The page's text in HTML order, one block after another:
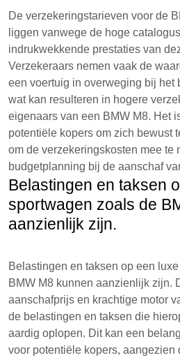
De verzekeringstarieven voor de
liggen vanwege de hoge
indrukwekkende prestaties van
Verzekeraars nemen vaak de
een voertuig in overweging bij het
wat kan resulteren in hogere
eigenaars van een BMW M8. Het
potentiële kopers om zich bewust
om de verzekeringskosten mee te
budgetplanning bij de aanschaf
Belastingen en taksen
sportwagen zoals de
aanzienlijk zijn.
Belastingen en taksen op een
BMW M8 kunnen aanzienlijk zijn.
aanschafprijs en krachtige motor
de belastingen en taksen die
aardig oplopen. Dit kan een
voor potentiële kopers, aangezien